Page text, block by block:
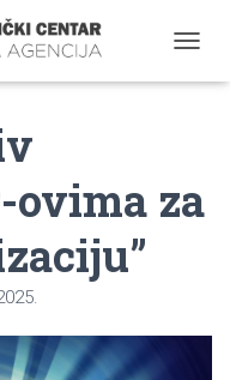
O
N
A
T
ovima za